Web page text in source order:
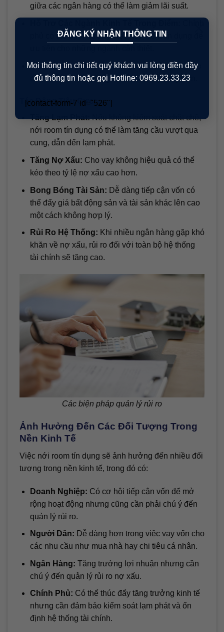
ĐĂNG KÝ NHẬN THÔNG TIN
Mọi thông tin chi tiết quý khách vui lòng điền đầy
đủ thông tin hoặc gọi Hotline: 0969.23.33.23
[contact-form-7 id="526"]
giữa các ngân hàng có thể làm giảm lãi suất.
phủ có thể định hướng việc nới room tín dụng để
Tăng Cường Đầu Tư Công:Huy động vốn cho
các dự án đầu tư công sẽ trở nên dễ dàng hơn.
Tác Động Tiêu Cực:
Tăng Lạm Phát:Nếu không kiểm soát chặt chẽ,
nới room tín dụng có thể làm tăng cầu vượt qua
cung, dẫn đến lạm phát.
Tăng Nợ Xấu: Cho vay không hiệu quả có thể
kéo theo tỷ lệ nợ xấu cao hơn.
Bong Bóng Tài Sản: Dễ dàng tiếp cận vốn có
thể đẩy giá bất động sản và tài sản khác lên cao
một cách không hợp lý.
Rủi Ro Hệ Thống: Khi nhiều ngân hàng gặp khó
khăn về nợ xấu, rủi ro đối với toàn bộ hệ thống
tài chính sẽ tăng cao.
Các biện pháp quản lý rủi ro
Ảnh Hưởng Đến Các Đối Tượng Trong
Nền Kinh Tế
Việc nới room tín dụng sẽ ảnh hưởng đến nhiều đối
tượng trong nền kinh tế, trong đó có:
Doanh Nghiệp: Có cơ hội tiếp cận vốn để mở
rộng hoạt động nhưng cũng cần phải chú ý đến
quản lý rủi ro.
Người Dân: Dễ dàng hơn trong việc vay vốn cho
các nhu cầu như mua nhà hay chi tiêu cá nhân.
Ngân Hàng: Tăng trưởng lợi nhuận nhưng cần
chú ý đến quản lý rủi ro nợ xấu.
Chính Phủ: Có thể thúc đẩy tăng trưởng kinh tế
nhưng cần đảm bảo kiểm soát lạm phát và ổn
định hệ thống tài chính.